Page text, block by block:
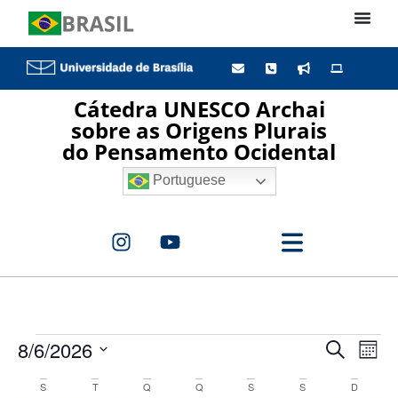
Cátedra UNESCO Archai
sobre as Origens Plurais
do Pensamento Ocidental
Portuguese
Procurar
Mês
8/6/2026
S T Q Q S S D